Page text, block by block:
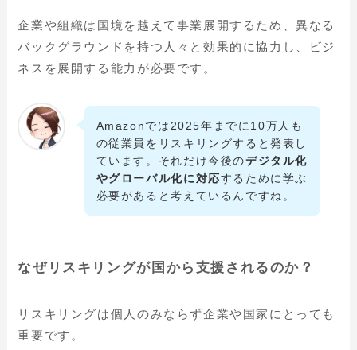
企業や組織は国境を越えて事業展開するため、異なる
バックグラウンドを持つ人々と効果的に協力し、ビジ
ネスを展開する能力が必要です。
Amazonでは2025年までに10万人も
の従業員をリスキリングすると発表し
ています。それだけ今後のデジタル化
やグローバル化に対応するために学ぶ
必要があると考えているんですね。
なぜリスキリングが国から支援されるのか？
リスキリングは個人のみならず企業や国家にとっても
重要です。